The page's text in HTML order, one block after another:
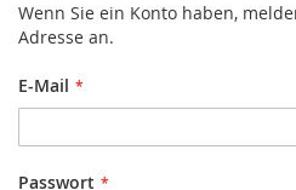
Wenn Sie ein Konto haben,
Adresse an.
E-Mail
Passwort